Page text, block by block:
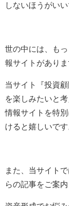
しないほうがいい
世の中には、も
報サイトがありま
当サイト『投資
を楽しみたいと
情報サイトを特
けると嬉しいです
また、当サイト
らの記事をご案内